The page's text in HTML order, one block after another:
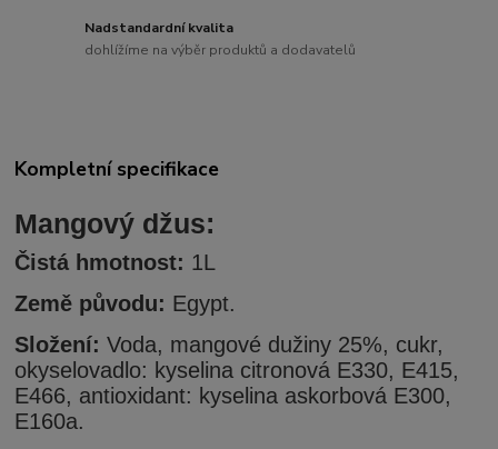
Nadstandardní kvalita
dohlížíme na výběr produktů a dodavatelů
Kompletní specifikace
Mangový džus:
Čistá hmotnost: 1L
Země původu: Egypt.
Složení:Voda, mangové dužiny 25%, cukr,
okyselovadlo: kyselina citronová E330, E415,
E466, antioxidant: kyselina askorbová E300,
E160a.